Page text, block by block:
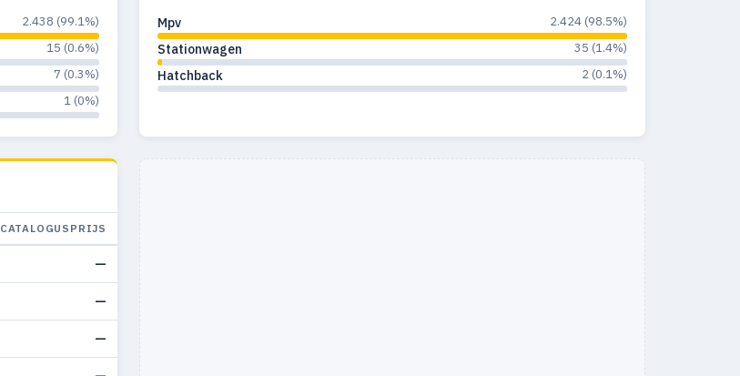
2.438 (99.1%)
15 (0.6%)
7 (0.3%)
1 (0%)
Mpv 2.424 (98.5%)
Stationwagen 35 (1.4%)
Hatchback 2 (0.1%)
CATALOGUSPRIJS
—
—
—